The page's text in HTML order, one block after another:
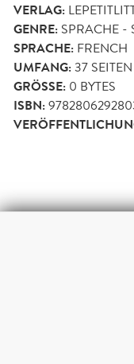
VERLAG:
GENRE: SPRACHE -
SPRACHE: FRENCH
UMFANG:37 SEITEN
GRÖSSE: 0 BYTES
ISBN: